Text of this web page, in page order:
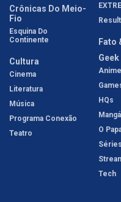
Crônicas Do Meio-
Fio
Esquina Do
Continente
Cultura
Cinema
Literatura
Música
Programa Conexão
Teatro
Fato
Geek
HQs
O
Séries
Tech